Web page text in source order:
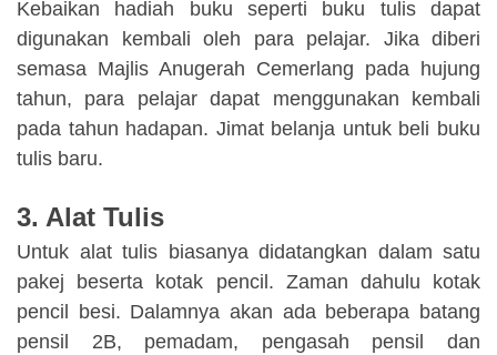
Kebaikan hadiah buku seperti buku tulis dapat
digunakan kembali oleh para pelajar. Jika diberi
semasa Majlis Anugerah Cemerlang pada hujung
tahun, para pelajar dapat menggunakan kembali
pada tahun hadapan. Jimat belanja untuk beli buku
tulis baru.
3. Alat Tulis
Untuk alat tulis biasanya didatangkan dalam satu
pakej beserta kotak pencil. Zaman dahulu kotak
pencil besi. Dalamnya akan ada beberapa batang
pensil 2B, pemadam, pengasah pensil dan